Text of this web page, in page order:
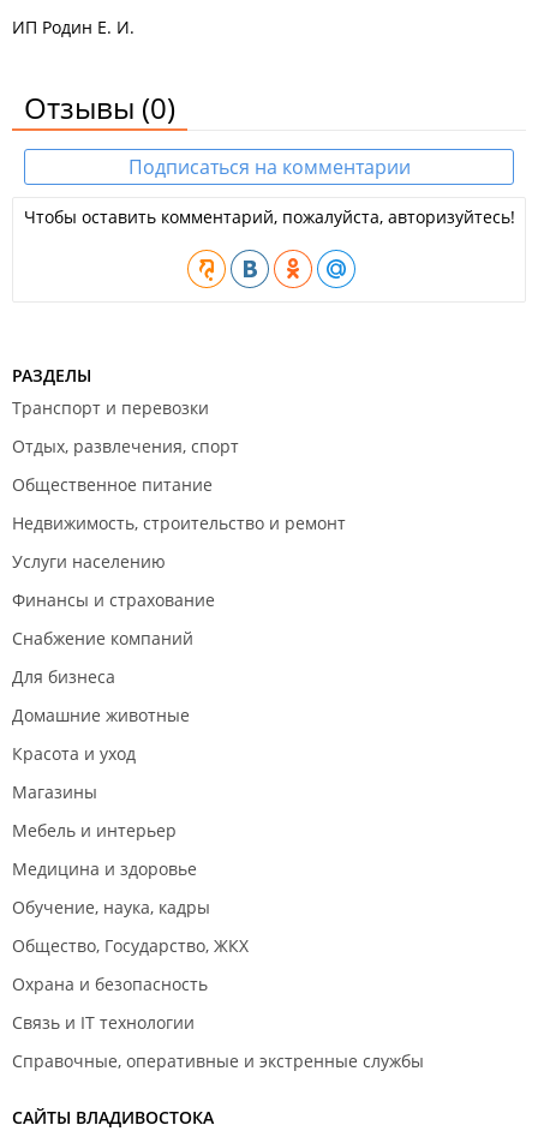
ИП Родин Е. И.
Отзывы (0)
Подписаться на комментарии
Чтобы оставить комментарий, пожалуйста, авторизуйтесь!
РАЗДЕЛЫ
Транспорт и перевозки
Отдых, развлечения, спорт
Общественное питание
Недвижимость, строительство и ремонт
Услуги населению
Финансы и страхование
Снабжение компаний
Для бизнеса
Домашние животные
Красота и уход
Магазины
Мебель и интерьер
Медицина и здоровье
Обучение, наука, кадры
Общество, Государство, ЖКХ
Охрана и безопасность
Связь и IT технологии
Справочные, оперативные и экстренные службы
САЙТЫ ВЛАДИВОСТОКА